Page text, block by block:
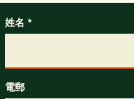
姓名
電郵